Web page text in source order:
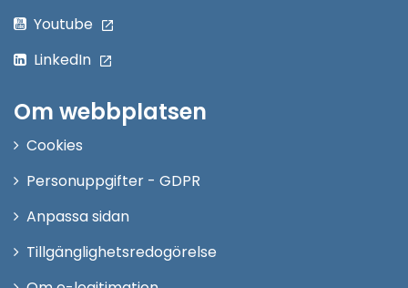
Youtube
LinkedIn
Om webbplatsen
Cookies
Personuppgifter - GDPR
Anpassa sidan
Tillgänglighetsredogörelse